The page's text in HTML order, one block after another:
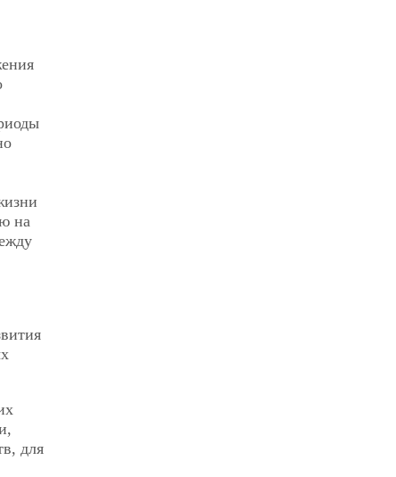
на
для